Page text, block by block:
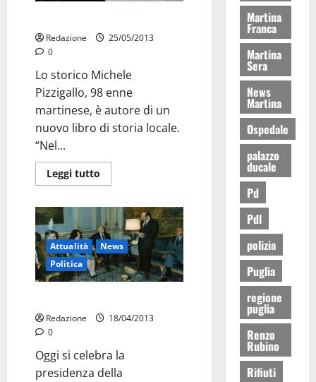
Redazione
25/05/2013
0
Lo storico Michele
Pizzigallo, 98 enne
martinese, è autore di un
nuovo libro di storia locale.
“Nel...
Leggi tutto
Attualità
News
Politica
Redazione
18/04/2013
0
Oggi si celebra la
presidenza della
Martina
Franca
Martina
Sera
News
Martina
Ospedale
palazzo
ducale
Pd
Pdl
polizia
Puglia
regione
puglia
Renzo
Rubino
Rifiuti